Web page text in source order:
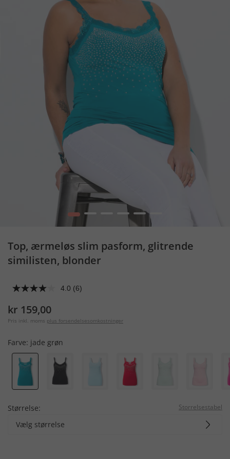
1 2 5
Top, ærmeløs slim pasform, glitrende
similisten, blonder
4.0 (6)
kr 159,00
Pris inkl. moms plus forsendelsesomkostninger
Farve: jade grøn
Størrelse: Storrelsestabel
Vælg størrelse